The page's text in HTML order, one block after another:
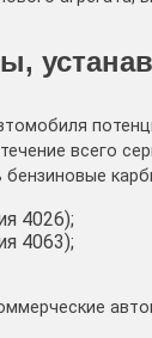
всего
бензиновые
4026);
4063);